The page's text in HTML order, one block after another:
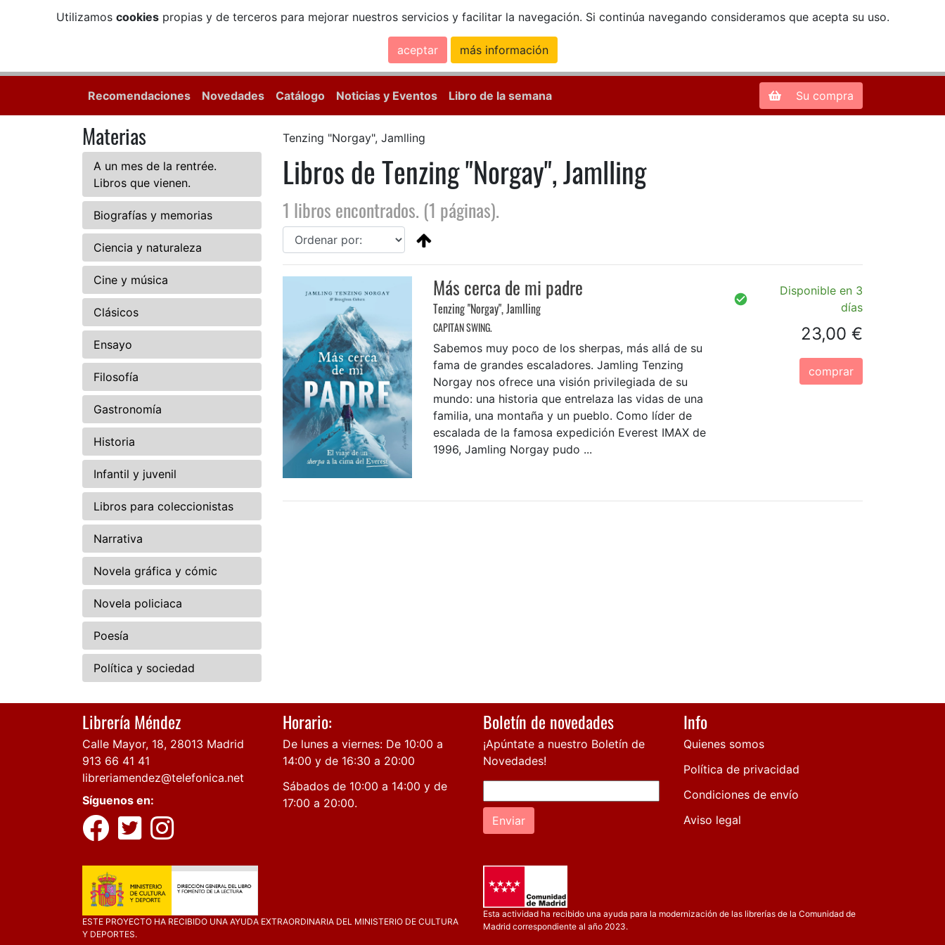
Utilizamos cookiespropias y de terceros para mejorar nuestros servicios y facilitar la navegación. Si continúa navegando consideramos que acepta su uso.
aceptar más información
Zona de Clientes
Recomendaciones Novedades Catálogo Noticias y Eventos Libro de la semana Su compra
Materias
A un mes de la rentrée.
Libros que vienen.
Biografías y memorias
Ciencia y naturaleza
Cine y música
Clásicos
Ensayo
Filosofía
Gastronomía
Historia
Infantil y juvenil
Libros para coleccionistas
Narrativa
Novela gráfica y cómic
Novela policiaca
Poesía
Política y sociedad
Tenzing "Norgay", Jamlling
Libros de Tenzing "Norgay", Jamlling
1 libros encontrados. (1 páginas).
Más cerca de mi padre
Tenzing "Norgay", Jamlling
CAPITAN SWING.
Sabemos muy poco de los sherpas, más allá de su
fama de grandes escaladores. Jamling Tenzing
Norgay nos ofrece una visión privilegiada de su
mundo: una historia que entrelaza las vidas de una
familia, una montaña y un pueblo. Como líder de
escalada de la famosa expedición Everest IMAX de
1996, Jamling Norgay pudo ...
Disponible en 3
días
23,00 €
comprar
Librería Méndez
Calle Mayor, 18, 28013 Madrid
913 66 41 41
libreriamendez@telefonica.net
Síguenos en:
Horario:
De lunes a viernes: De 10:00 a
14:00 y de 16:30 a 20:00
Sábados de 10:00 a 14:00 y de
17:00 a 20:00.
Boletín de novedades
¡Apúntate a nuestro Boletín de
Novedades!
Enviar
Info
Quienes somos
Política de privacidad
Condiciones de envío
Aviso legal
ESTE PROYECTO HA RECIBIDO UNA AYUDA EXTRAORDINARIA DEL MINISTERIO DE CULTURA
Y DEPORTES.
Esta actividad ha recibido una ayuda para la modernización de las librerías de la Comunidad de
Madrid correspondiente al año 2023.